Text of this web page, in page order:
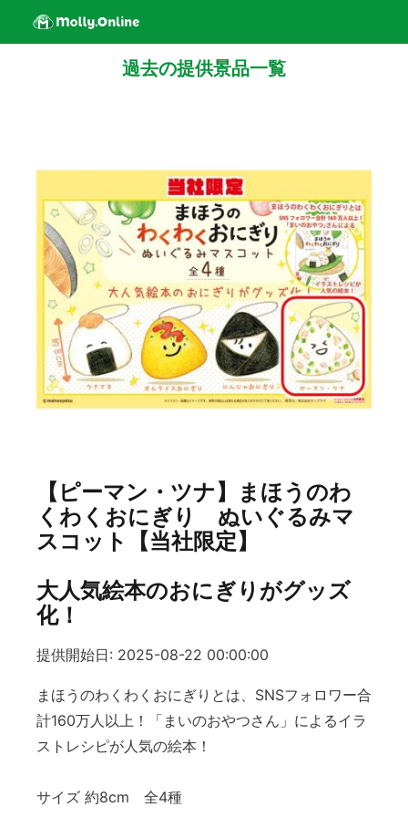
過去の提供景品一覧
【ピーマン・ツナ】まほうのわ
くわくおにぎり ぬいぐるみマ
スコット【当社限定】
大人気絵本のおにぎりがグッズ
化！
提供開始日: 2025-08-22 00:00:00
まほうのわくわくおにぎりとは、SNSフォロワー合
計160万人以上！「まいのおやつさん」によるイラ
ストレシピが人気の絵本！
サイズ 約8cm 全4種